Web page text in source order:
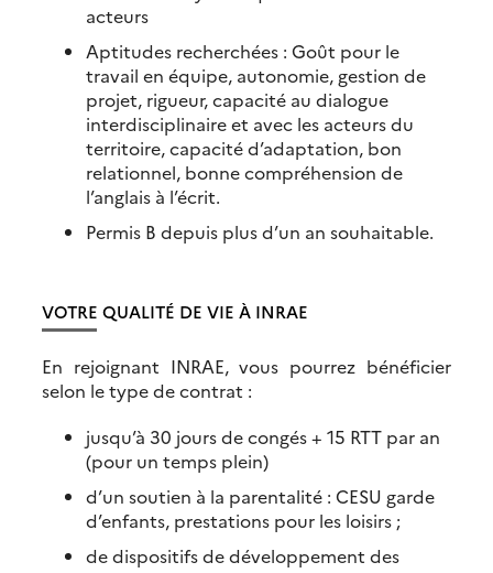
acteurs
Aptitudes recherchées : Goût pour le
travail en équipe, autonomie, gestion de
projet, rigueur, capacité au dialogue
interdisciplinaire et avec les acteurs du
territoire, capacité d’adaptation, bon
relationnel, bonne compréhension de
l’anglais à l’écrit.
Permis B depuis plus d’un an souhaitable.
VOTRE QUALITÉ DE VIE À INRAE
En rejoignant INRAE, vous pourrez bénéficier
selon le type de contrat :
jusqu’à 30 jours de congés + 15 RTT par an
(pour un temps plein)
d’un soutien à la parentalité : CESU garde
d’enfants, prestations pour les loisirs ;
de dispositifs de développement des